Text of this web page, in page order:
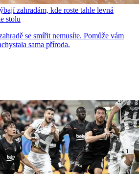
zahradám, kde roste tahle levná
stolu
se smířit nemusíte. Pomůže vám
sama příroda.